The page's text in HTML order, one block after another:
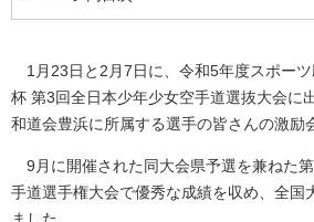
1月23日と2月7日に、令和5年度スポー
杯 第3回全日本少年少女空手道選抜大会に
和道会豊浜に所属する選手の皆さんの激励
9月に開催された同大会県予選を兼ねた
手道選手権大会で優秀な成績を収め、全国